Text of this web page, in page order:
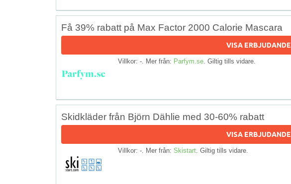
Få 39% rabatt på Max Factor 2000 Calorie Mascara
VISA ERBJUDANDE
Villkor: -. Mer från: Parfym.se . Giltig tills vidare.
Skidkläder från Björn Dählie med 30-60% rabatt
VISA ERBJUDANDE
Villkor: -. Mer från: Skistart . Giltig tills vidare.